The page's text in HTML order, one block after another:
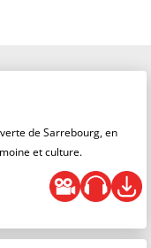
de Sarrebourg, en
et culture.